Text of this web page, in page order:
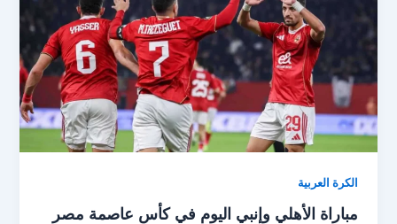
الكرة العربية
مباراة الأهلي وإنبي اليوم في كأس عاصمة مصر